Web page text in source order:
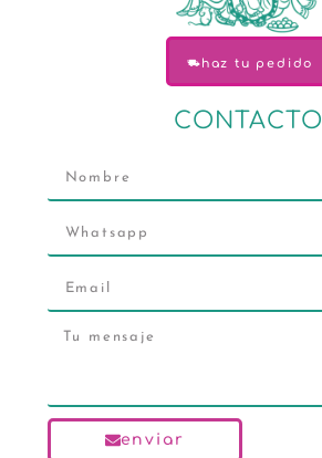
haz tu pedido
CONTACTO
enviar